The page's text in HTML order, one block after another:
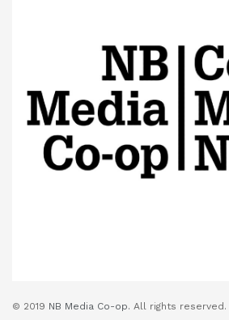
© 2019 NB Media Co-op. All rights reserved.